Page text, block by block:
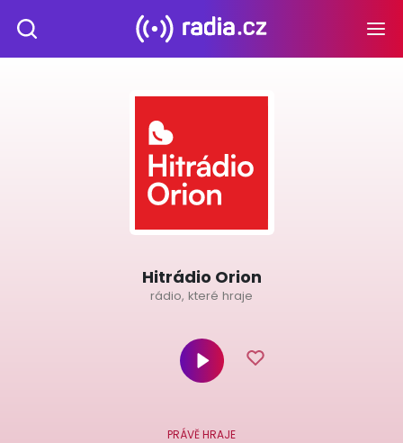
Hitrádio Orion
rádio, které hraje
PRÁVĚ HRAJE